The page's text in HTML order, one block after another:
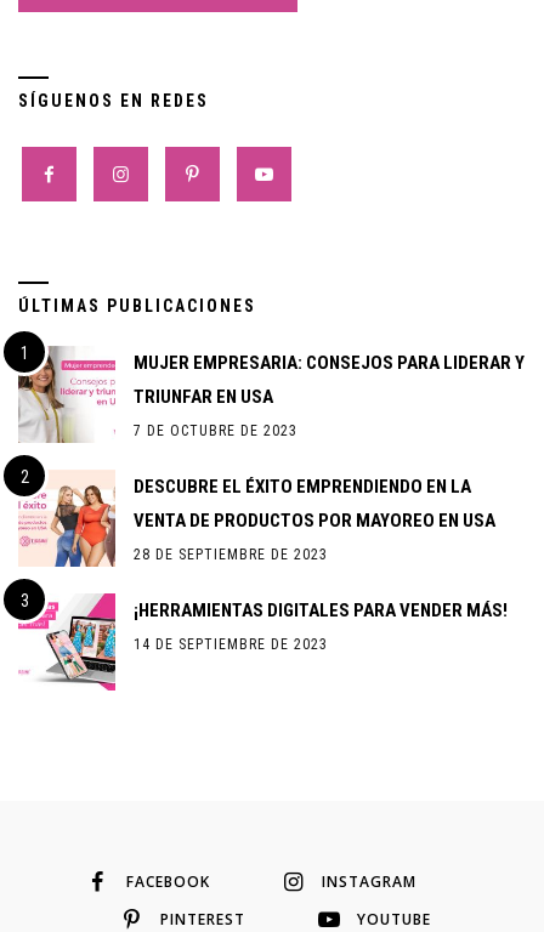
SÍGUENOS EN REDES
ÚLTIMAS PUBLICACIONES
MUJER EMPRESARIA: CONSEJOS PARA LIDERAR Y
TRIUNFAR EN USA
7 DE OCTUBRE DE 2023
DESCUBRE EL ÉXITO EMPRENDIENDO EN LA
VENTA DE PRODUCTOS POR MAYOREO EN USA
28 DE SEPTIEMBRE DE 2023
¡HERRAMIENTAS DIGITALES PARA VENDER MÁS!
14 DE SEPTIEMBRE DE 2023
FACEBOOK
INSTAGRAM
PINTEREST
YOUTUBE